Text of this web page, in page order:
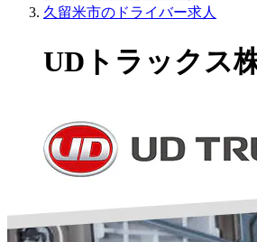
久留米市のドライバー求人
UDトラックス